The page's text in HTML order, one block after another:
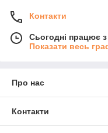
Контакти
Сьогодні працює
Показати весь
Про нас
Контакти